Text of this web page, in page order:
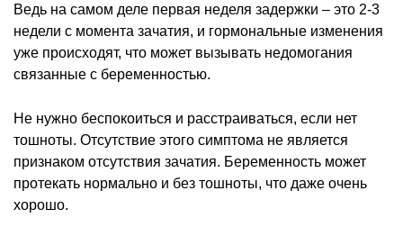
Ведь на самом деле первая неделя задержки – это 2-3
недели с момента зачатия, и гормональные изменения
уже происходят, что может вызывать недомогания
связанные с беременностью.
Не нужно беспокоиться и расстраиваться, если нет
тошноты. Отсутствие этого симптома не является
признаком отсутствия зачатия. Беременность может
протекать нормально и без тошноты, что даже очень
хорошо.